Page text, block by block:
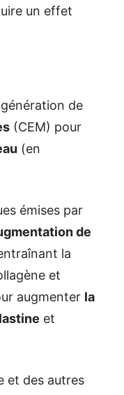
un effet
de
(CEM) pour
(en
émises par
de
la
et
augmenter la
et
et des autres